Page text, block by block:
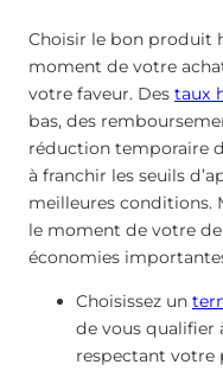
Choisir le bon produit
moment de votre
votre faveur. Des taux
bas, des
réduction temporaire
à franchir les seuils
meilleures conditions.
le moment de votre
économies
Choisissez un
de vous qualifier
respectant votre